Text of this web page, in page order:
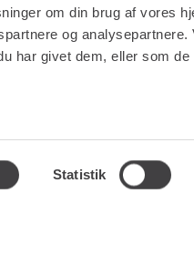
om din brug af vores
og analysepartnere.
har givet dem, eller som
Statistik
RENTA EASY
| KARRIERE I RENTA